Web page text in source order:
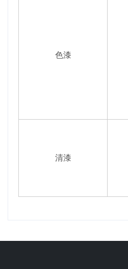
色漆
清漆